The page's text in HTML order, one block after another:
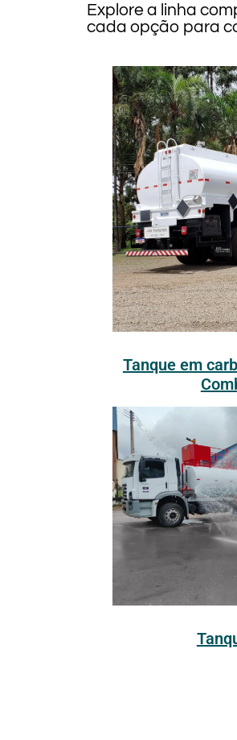
Explore a linha
cada opção para
Tanque em